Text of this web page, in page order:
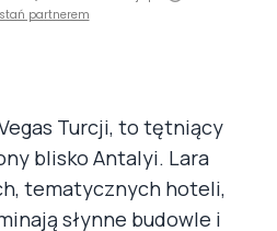
partnerem
Turcji, to tętniący
blisko Antalyi. Lara
tematycznych hoteli,
słynne budowle i